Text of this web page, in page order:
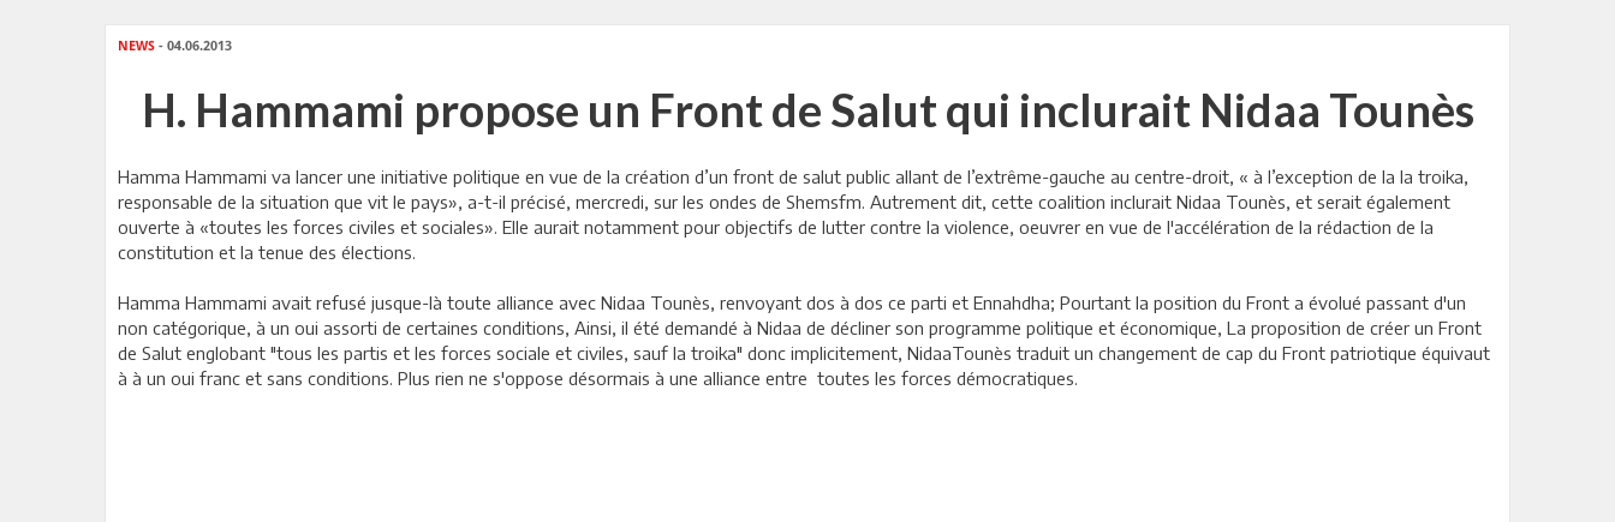
NEWS - 04.06.2013
H. Hammami propose un Front de Salut qui inclurait Nidaa Tounès
Hamma Hammami va lancer une initiative politique en vue de la création d’un front de salut public allant de l’extrême-gauche au centre-droit, « à l’exception de la la troika,
responsable de la situation que vit le pays», a-t-il précisé, mercredi, sur les ondes de Shemsfm. Autrement dit, cette coalition inclurait Nidaa Tounès, et serait également
ouverte à «toutes les forces civiles et sociales». Elle aurait notamment pour objectifs de lutter contre la violence, oeuvrer en vue de l'accélération de la rédaction de la
constitution et la tenue des élections.
Hamma Hammami avait refusé jusque-là toute alliance avec Nidaa Tounès, renvoyant dos à dos ce parti et Ennahdha; Pourtant la position du Front a évolué passant d'un
non catégorique, à un oui assorti de certaines conditions, Ainsi, il été demandé à Nidaa de décliner son programme politique et économique, La proposition de créer un Front
de Salut englobant "tous les partis et les forces sociale et civiles, sauf la troika" donc implicitement, NidaaTounès traduit un changement de cap du Front patriotique équivaut
à à un oui franc et sans conditions. Plus rien ne s'oppose désormais à une alliance entre toutes les forces démocratiques.